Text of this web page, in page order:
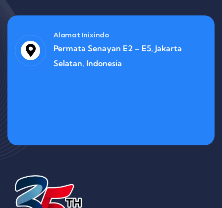
Alamat Inixindo
Permata Senayan E2 – E5, Jakarta
Selatan, Indonesia